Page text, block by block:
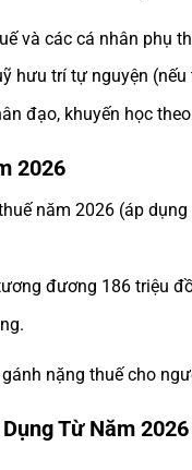
và các cá nhân phụ
hưu trí tự nguyện
đạo, khuyến học
2026
năm 2026 (áp
đương 186 triệu
nặng thuế cho
Từ Năm 2026